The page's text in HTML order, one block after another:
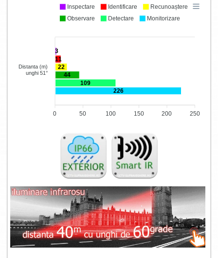
3
11
22
44
109
226
Distanta (m)
unghi 51°
250
200
150
100
50
0
Inspectare Identificare
Recunoaștere
Observare
Detectare Monitorizare